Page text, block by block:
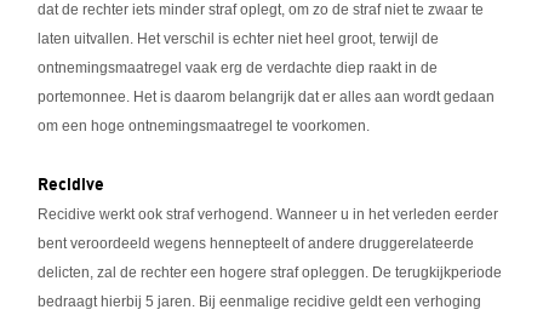
dat de rechter iets minder straf oplegt, om zo de straf niet te zwaar te
laten uitvallen. Het verschil is echter niet heel groot, terwijl de
ontnemingsmaatregel vaak erg de verdachte diep raakt in de
portemonnee. Het is daarom belangrijk dat er alles aan wordt gedaan
om een hoge ontnemingsmaatregel te voorkomen.
Recidive
Recidive werkt ook straf verhogend. Wanneer u in het verleden eerder
bent veroordeeld wegens hennepteelt of andere druggerelateerde
delicten, zal de rechter een hogere straf opleggen. De terugkijkperiode
bedraagt hierbij 5 jaren. Bij eenmalige recidive geldt een verhoging